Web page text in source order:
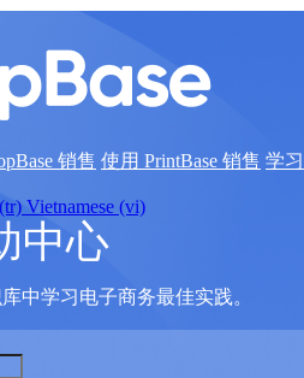
销售 使用 PrintBase 销售 学
Vietnamese (vi)
中心
中学习电子商务最佳实践。